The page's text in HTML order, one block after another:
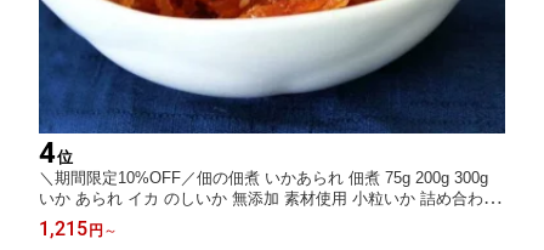
4位
＼期間限定10%OFF／佃の佃煮 いかあられ 佃煮 75g 200g 300g
いか あられ イカ のしいか 無添加 素材使用 小粒いか 詰め合わせ
ギフト 贈り物 プレゼント お取り寄せ グルメ 内祝い 誕生日 食べ
比べ お節 お節料理 おせち料理 おせち お中元 夏ギフト
1,215 円 ～